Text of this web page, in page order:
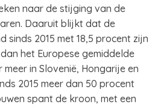
naar de stijging van de
Daaruit blijkt dat de
sinds 2015 met 18,5 procent zijn
het Europese gemiddelde
meer in Slovenië, Hongarije en
2015 meer dan 50 procent
spant de kroon, met een